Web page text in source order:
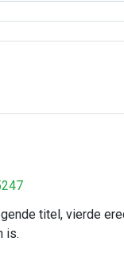
titel, vierde
is.